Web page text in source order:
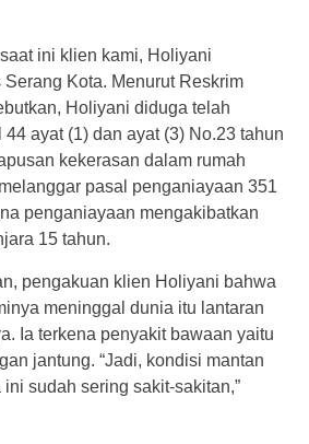
ini klien kami, Holiyani
Kota. Menurut Reskrim
Holiyani diduga telah
ayat (1) dan ayat (3) No.23 tahun
kekerasan dalam rumah
pasal penganiayaan 351
penganiayaan mengakibatkan
15 tahun.
pengakuan klien Holiyani bahwa
meninggal dunia itu lantaran
Ia terkena penyakit bawaan yaitu
jantung. “Jadi, kondisi mantan
sudah sering sakit-sakitan,”